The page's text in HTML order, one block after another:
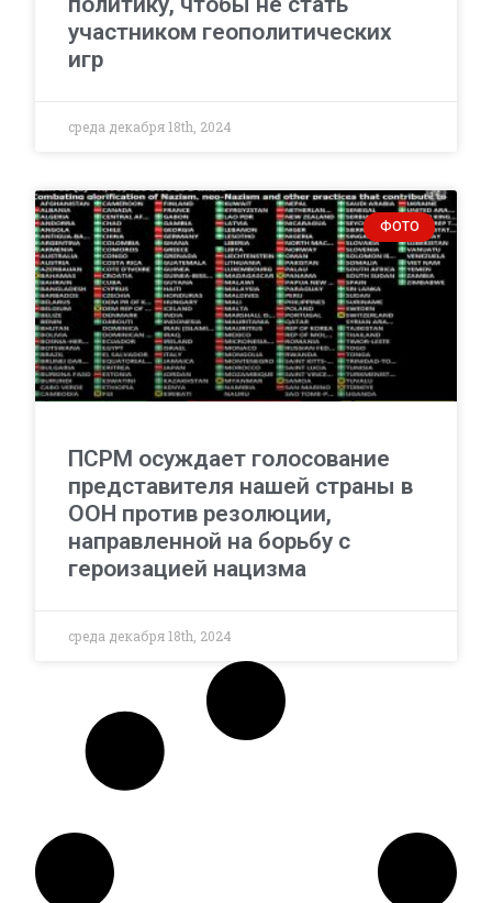
участником геополитических
игр
среда декабря 18th, 2024
ФОТО
ПСРМ осуждает голосование
представителя нашей страны в
ООН против резолюции,
направленной на борьбу с
героизацией нацизма
среда декабря 18th, 2024